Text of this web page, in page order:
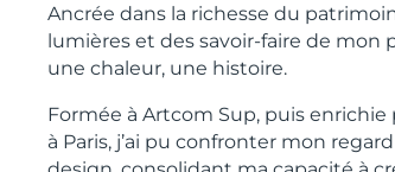
Ancrée dans la richesse du
lumières et des savoir-faire de mon
une chaleur, une histoire.
Formée à Artcom Sup, puis enrichie
à Paris, j’ai pu confronter mon